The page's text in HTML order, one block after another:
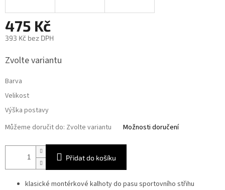
475 Kč
393 Kč bez DPH
cena:
Zvolte variantu
Barva
Velikost
Výška postavy
Můžeme doručit do: Zvolte variantu Možnosti doručení
Přidat do košíku
klasické montérkové kalhoty do pasu sportovního střihu